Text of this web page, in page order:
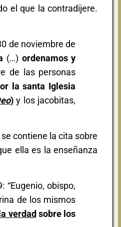
el que la contradijere.
de noviembre de
(…) ordenamos y
de las personas
la santa Iglesia
) y los jacobitas,
contiene la cita sobre
ella es la enseñanza
“Eugenio, obispo,
de los mismos
verdadsobre los